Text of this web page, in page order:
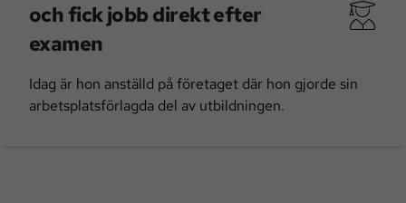
och fick jobb direkt efter
examen
Idag är hon anställd på företaget där hon gjorde sin
arbetsplatsförlagda del av utbildningen.